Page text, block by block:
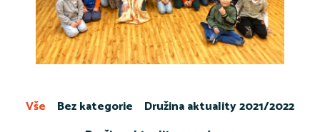
Bez kategorie
Družina aktuality 2021/2022
Vše